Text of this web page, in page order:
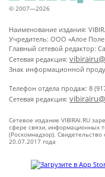
© 2007—2026
Наименование издания:
Учредитель: ООО «Алое Поле
Главный сетевой редактор:
Сетевая редакция:
Знак информационной
Телефон отдела продаж: 8
Сетевая редакция:
Сетевое издание VIBIRAI.RU
сфере связи, информационных
(Роскомнадзор).
20.07.2017 года